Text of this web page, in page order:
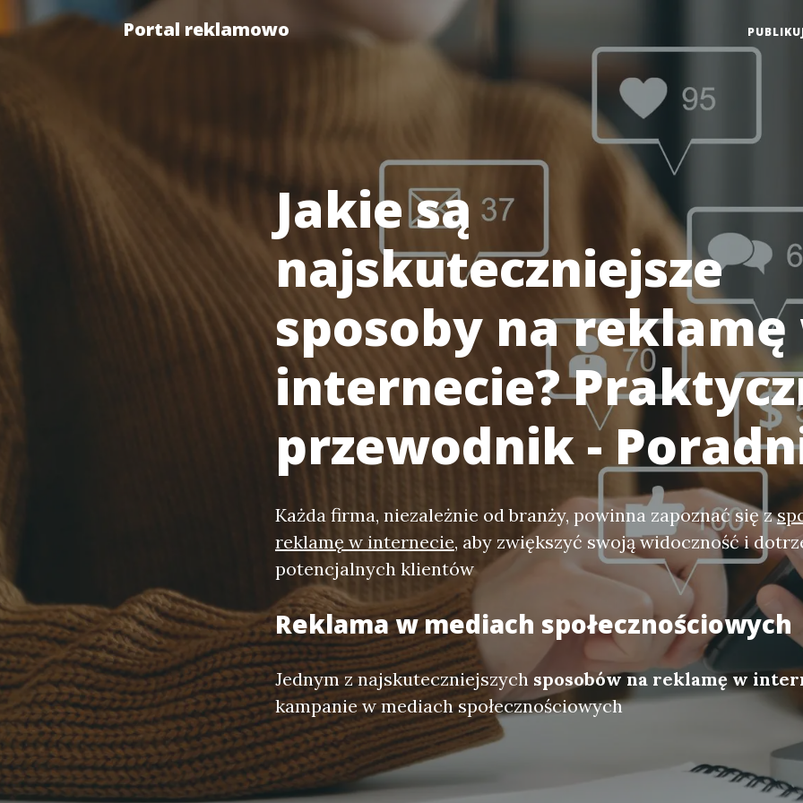
Portal reklamowo
Jakie są
najskuteczniejsze
sposoby na reklamę
internecie?
przewodnik -
Każda firma, niezależnie od branży, powinna zapoznać się z
reklamę w internecie, aby zwiększyć swoją widoczność i
potencjalnych klientów
Reklama w mediach społecznościowych
Jednym z najskuteczniejszych sposobów na reklamę w
kampanie w mediach społecznościowych